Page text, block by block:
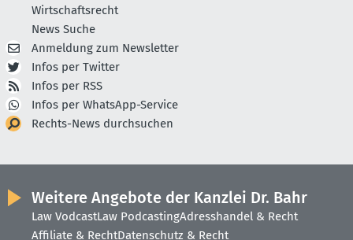
Wirtschaftsrecht
News Suche
Anmeldung zum Newsletter
Infos per Twitter
Infos per RSS
Infos per WhatsApp-Service
Rechts-News durchsuchen
Weitere Angebote der Kanzlei Dr. Bahr
Law VodcastLaw PodcastingAdresshandel & Recht
Affiliate & RechtDatenschutz & Recht